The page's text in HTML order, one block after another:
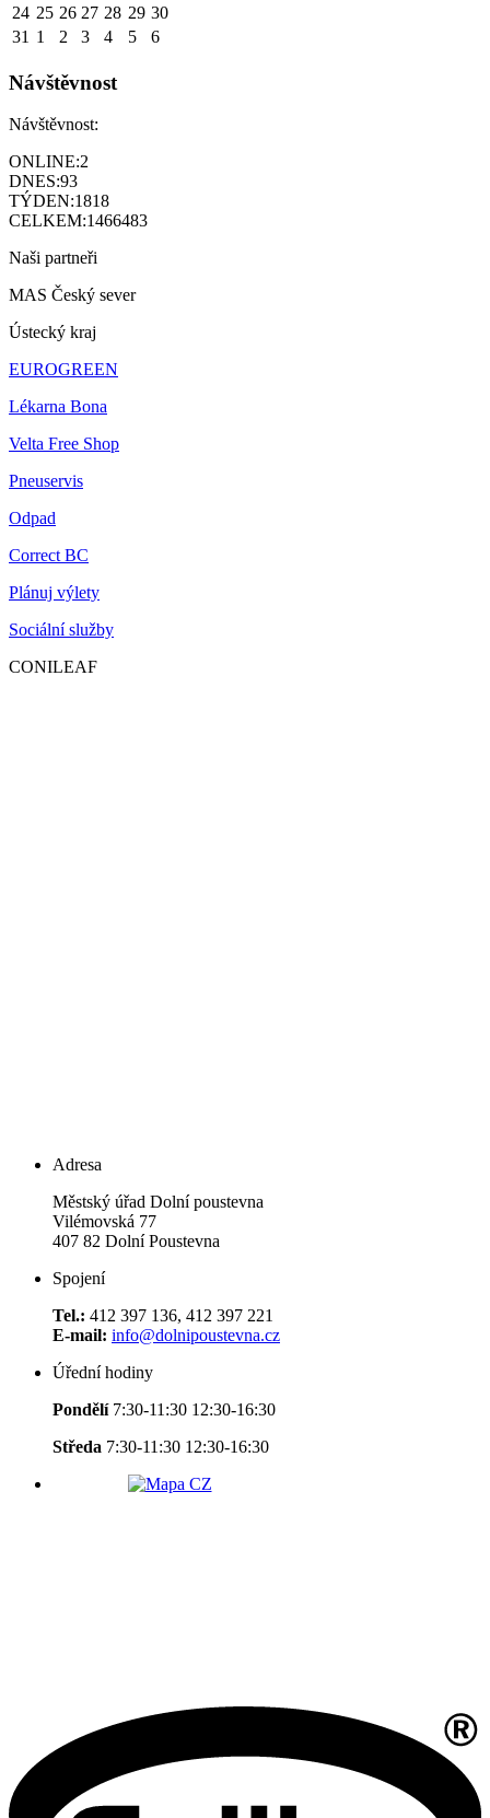
24 25 26 27 28 29 30
31 1 2 3 4 5 6
Návštěvnost
Návštěvnost:
ONLINE:2
DNES:93
TÝDEN:1818
CELKEM:1466483
Naši partneři
MAS Český sever
Ústecký kraj
EUROGREEN
Lékarna Bona
Velta Free Shop
Pneuservis
Odpad
Correct BC
Plánuj výlety
Sociální služby
CONILEAF
Adresa
Městský úřad Dolní poustevna
Vilémovská 77
407 82 Dolní Poustevna
Spojení
Tel.: 412 397 136, 412 397 221
E-mail: info@dolnipoustevna.cz
Úřední hodiny
Pondělí 7:30-11:30 12:30-16:30
Středa 7:30-11:30 12:30-16:30